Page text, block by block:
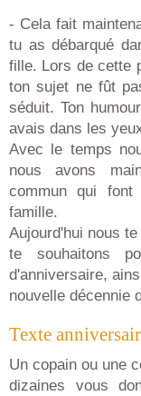
- Cela fait
tu as débarqué
fille. Lors de cette
ton sujet ne fût
séduit. Ton
avais dans les
Avec le temps
nous avons
commun qui
famille.
Aujourd'hui nous
te souhaitons
d'anniversaire,
nouvelle décennie
Texte
Un copain ou une
dizaines vous